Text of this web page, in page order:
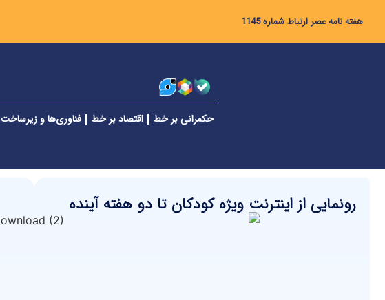
هفته نامه عصر ارتباط شماره 1145
حکمرانی بر خط اقتصاد بر خط فناوری‌ها و زیرساخت
رونمایی از اینترنت ویژه کودکان تا دو هفته آینده